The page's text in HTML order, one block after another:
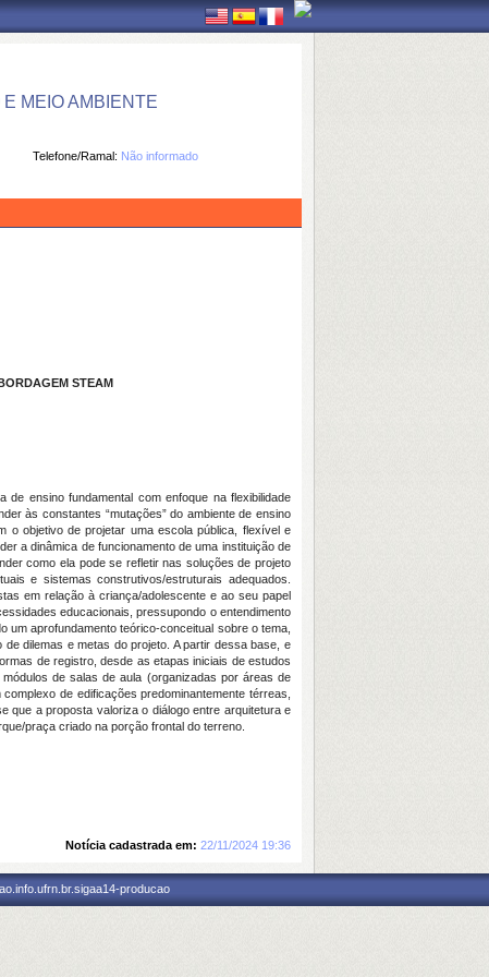
MEIO AMBIENTE
Telefone/Ramal: Não informado
STEAM
ensino fundamental com enfoque na flexibilidade
às constantes “mutações” do ambiente de ensino
o objetivo de projetar uma escola pública, flexível e
a dinâmica de funcionamento de uma instituição de
como ela pode se refletir nas soluções de projeto
e sistemas construtivos/estruturais adequados.
em relação à criança/adolescente e ao seu papel
educacionais, pressupondo o entendimento
aprofundamento teórico-conceitual sobre o tema,
dilemas e metas do projeto. A partir dessa base, e
de registro, desde as etapas iniciais de estudos
de salas de aula (organizadas por áreas de
de edificações predominantemente térreas,
que a proposta valoriza o diálogo entre arquitetura e
praça criado na porção frontal do terreno.
Notícia cadastrada em: 22/11/2024 19:36
producao